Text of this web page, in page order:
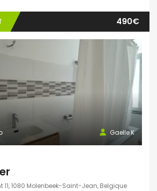
490€
Gaelle K
11, 1080 Molenbeek-Saint-Jean, Belgique